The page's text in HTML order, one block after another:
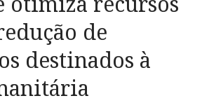
de
destinados à